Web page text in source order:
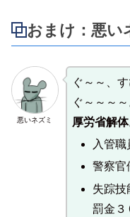
おまけ：悪い
悪いネズミ
ぐ～～、す
ぐ～～～～
厚労省解体
入管職
警察官
失踪技
罰金３